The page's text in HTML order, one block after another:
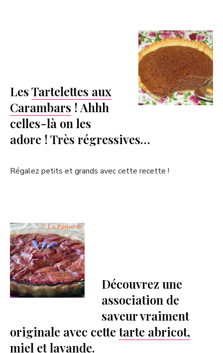
LesTartelettes aux
Carambars ! Ahhh
celles-là on les
adore ! Très régressives…
Régalez petits et grands avec cette recette !
Découvrez une
association de
saveur vraiment
originale avec cettetarte abricot,
miel et lavande.